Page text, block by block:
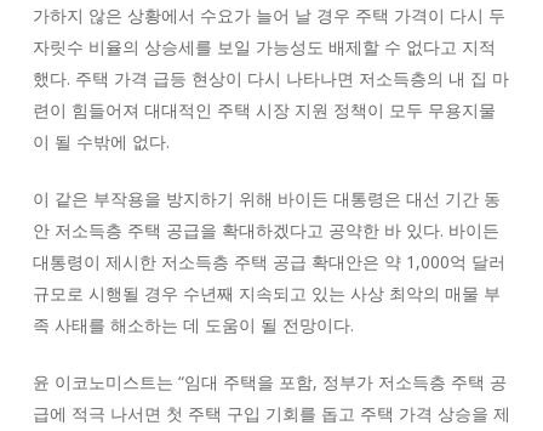
가하지 않은 상황에서 수요가 늘어 날 경우 주택 가격이 다시 두
자릿수 비율의 상승세를 보일 가능성도 배제할 수 없다고 지적
했다. 주택 가격 급등 현상이 다시 나타나면 저소득층의 내 집 마
련이 힘들어져 대대적인 주택 시장 지원 정책이 모두 무용지물
이 될 수밖에 없다.
이 같은 부작용을 방지하기 위해 바이든 대통령은 대선 기간 동
안 저소득층 주택 공급을 확대하겠다고 공약한 바 있다. 바이든
대통령이 제시한 저소득층 주택 공급 확대안은 약 1,000억 달러
규모로 시행될 경우 수년째 지속되고 있는 사상 최악의 매물 부
족 사태를 해소하는 데 도움이 될 전망이다.
윤 이코노미스트는 “임대 주택을 포함, 정부가 저소득층 주택 공
급에 적극 나서면 첫 주택 구입 기회를 돕고 주택 가격 상승을 제